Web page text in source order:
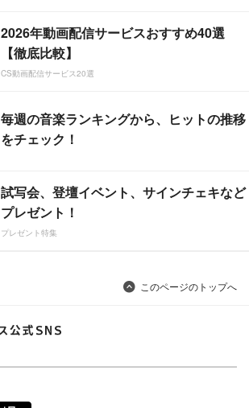
2026年動画配信サービスおすすめ40選
【徹底比較】
CS動画配信サービス20選
毎週の音楽ランキングから、ヒットの推移
をチェック！
試写会、登壇イベント、サインチェキなど
プレゼント！
プレゼント特集
このページのトップへ